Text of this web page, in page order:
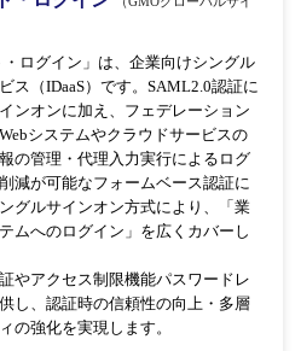
・ログイン」は、企業向けシングル
ス（IDaaS）です。SAML2.0認証に
ンオンに加え、フェデレーション
システムやクラウドサービスの
の管理・代理入力実行によるログ
減が可能なフォームベース認証に
グルサインオン方式により、「業
ムへのログイン」を広くカバーし
やアクセス制限機能パスワードレ
し、認証時の信頼性の向上・多層
の強化を実現します。